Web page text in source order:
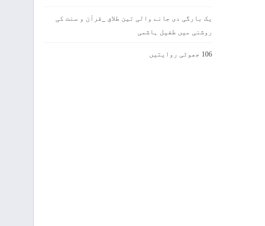
یک بارگی دی جانے والی تین طلاق _قرآن و سنت کی
روشنی میں طفیل ہاشمی
106 جھوٹی روایتیں